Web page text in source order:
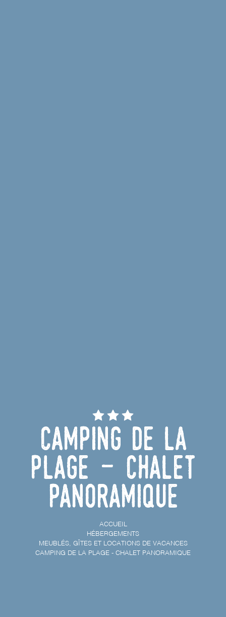
Camping de la
Plage - Chalet
panoramique
ACCUEIL
HÉBERGEMENTS
MEUBLÉS, GÎTES ET LOCATIONS DE VACANCES
CAMPING DE LA PLAGE - CHALET PANORAMIQUE